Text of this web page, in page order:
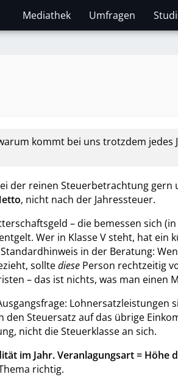
Mediathek Umfragen
kommt bei uns trotzdem jedes
der reinen Steuerbetrachtung gern
, nicht nach der Jahressteuer.
– die bemessen sich
Wer in Klasse V steht, hat ein
in der Beratung:
solltediese Person rechtzeitig
– das ist nichts, was man einen
Lohnersatzleistungen
den Steuersatz auf das übrige
nicht die Steuerklasse an sich.
im Jahr. Veranlagungsart = Höhe
richtig.